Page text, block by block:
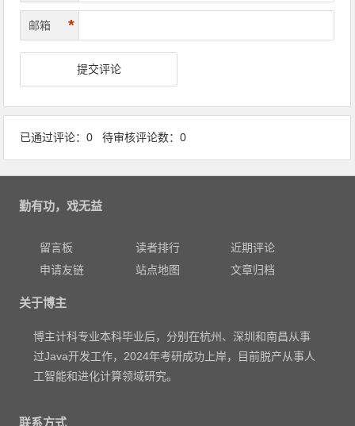
邮箱 *
已通过评论：0 待审核评论数：0
勤有功，戏无益
留言板 读者排行
近期评论
申请友链
站点地图 文章归档
关于博主
博主计科专业本科毕业后，分别在杭州、深圳和南昌从事
过Java开发工作，2024年考研成功上岸，目前脱产从事人
工智能和进化计算领域研究。
联系方式